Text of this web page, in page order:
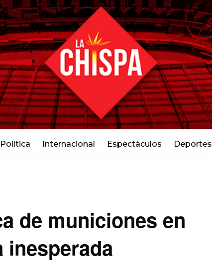
Política Internacional Espectáculos Deportes
de municiones en
inesperada